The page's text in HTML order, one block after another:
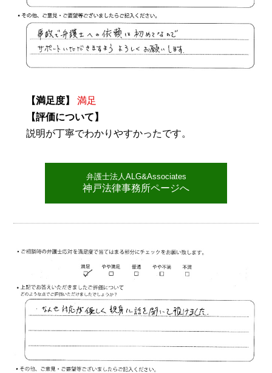
【満足度】
満足
【評価について】
説明が丁寧でわかりやすかったです。
弁護士法人ALG&Associates
神戸法律事務所ページへ